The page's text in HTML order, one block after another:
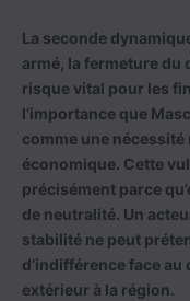
La seconde
armé, la fermeture du
risque vital pour les
l’importance que
comme une
économique. Cette
précisément parce
de neutralité. Un
stabilité ne peut
d’indifférence face
extérieur à la région.